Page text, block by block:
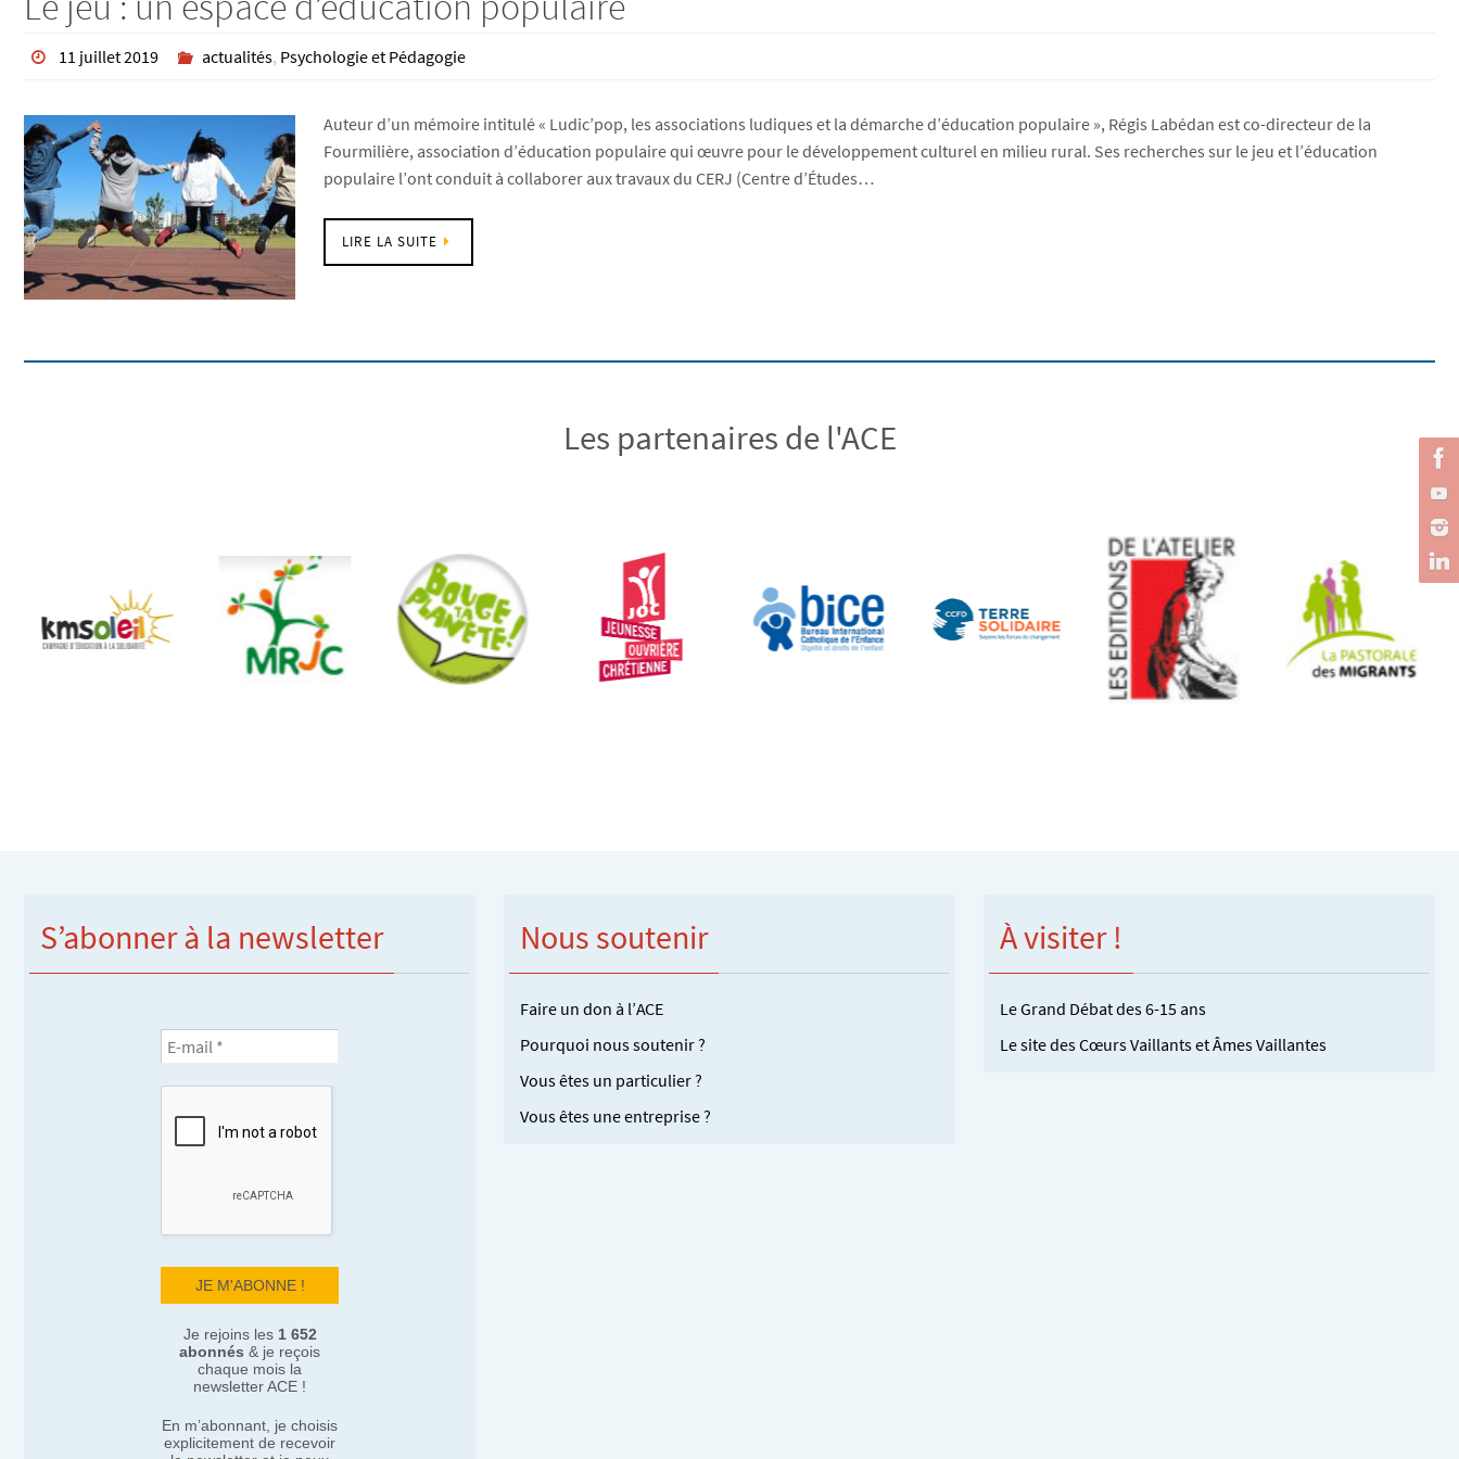
11 juillet 2019 actualités, Psychologie et Pédagogie
Auteur d’un mémoire intitulé « Ludic’pop, les associations ludiques et la démarche d’éducation populaire », Régis Labédan est co-directeur de la
Fourmilière, association d’éducation populaire qui œuvre pour le développement culturel en milieu rural. Ses recherches sur le jeu et l’éducation
populaire l’ont conduit à collaborer aux travaux du CERJ (Centre d’Études…
LIRE LA SUITE
Les partenaires de l'ACE
S’abonner à la newsletter
Je rejoins les 1 652
abonnés & je reçois
chaque mois la
newsletter ACE !
En m’abonnant, je choisis
explicitement de recevoir
Nous soutenir
Faire un don à l’ACE
Pourquoi nous soutenir ?
Vous êtes un particulier ?
Vous êtes une entreprise ?
À visiter !
Le Grand Débat des 6-15 ans
Le site des Cœurs Vaillants et Âmes Vaillantes